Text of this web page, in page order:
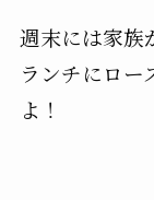
週末には家族
ランチにロー
よ！